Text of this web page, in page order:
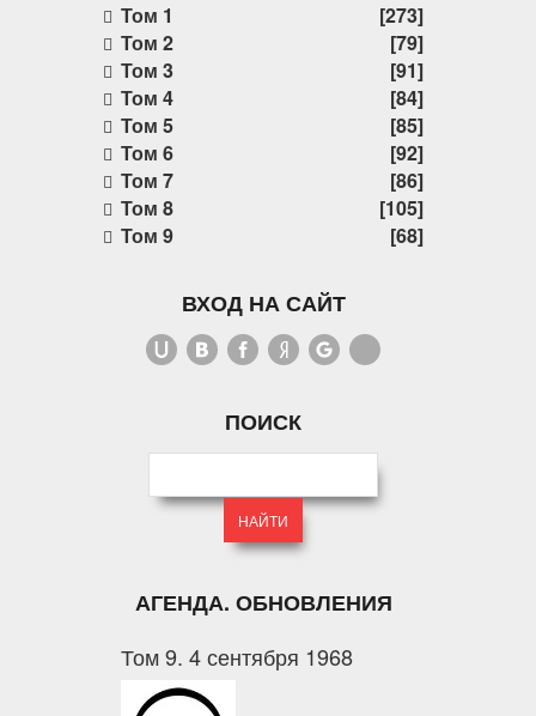
Том 1
[273]
Том 2
[79]
Том 3
[91]
Том 4
[84]
Том 5
[85]
Том 6
[92]
Том 7
[86]
Том 8
[105]
Том 9
[68]
ВХОД НА САЙТ
ПОИСК
АГЕНДА. ОБНОВЛЕНИЯ
Том 9. 4 сентября 1968